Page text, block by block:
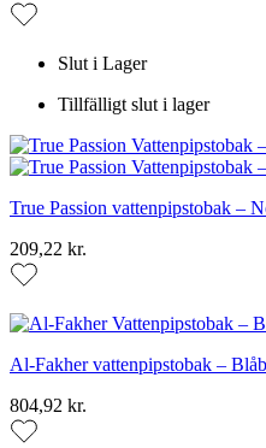
Slut i Lager
Tillfälligt slut i lager
True Passion vattenpipstobak –
209,22 kr.
Al-Fakher vattenpipstobak –
804,92 kr.